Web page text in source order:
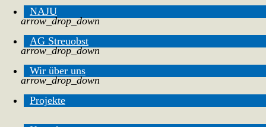
NAJU
AG Streuobst
arrow_drop_down
Wir über uns
arrow_drop_down
Projekte
arrow_drop_down